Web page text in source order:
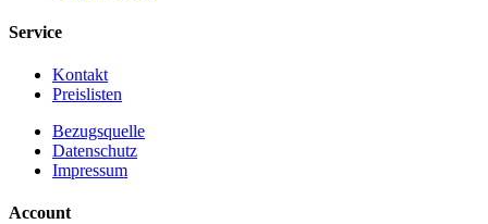
Service
Kontakt
Preislisten
Bezugsquelle
Datenschutz
Impressum
Account